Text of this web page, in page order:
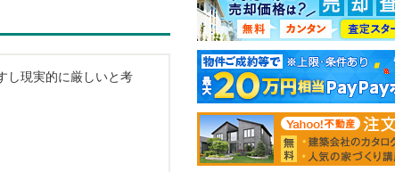
し現実的に厳しいと考